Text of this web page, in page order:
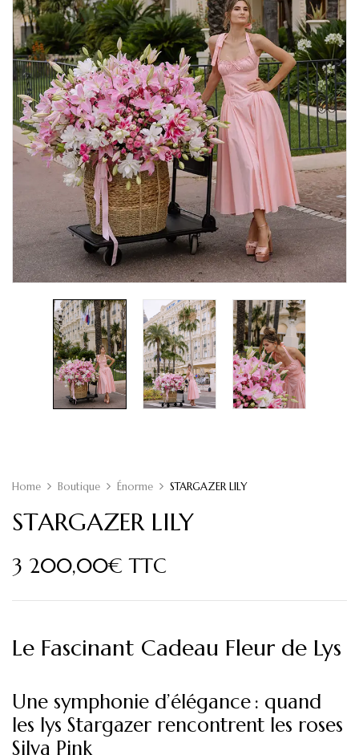
Home Boutique Énorme STARGAZER LILY
STARGAZER LILY
3 200,00€ TTC
Le Fascinant Cadeau Fleur de Lys
Une symphonie d’élégance : quand
les lys Stargazer rencontrent les roses
Silva Pink